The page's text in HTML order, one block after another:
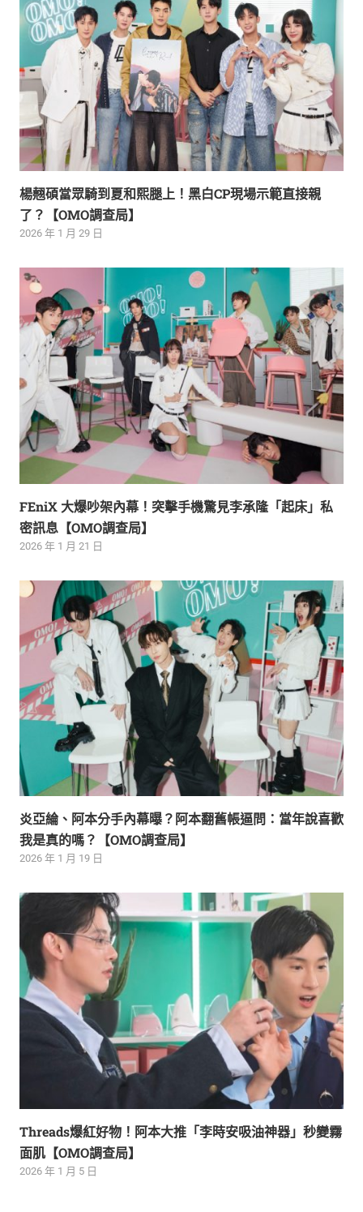
楊翹碩當眾騎到夏和熙腿上！黑白CP現場示範直接親
了？【OMO調查局】
2026 年 1 月 29 日
FEniX 大爆吵架內幕！突擊手機驚見李承隆「起床」私
密訊息【OMO調查局】
2026 年 1 月 21 日
炎亞綸、阿本分手內幕曝？阿本翻舊帳逼問：當年說喜歡
我是真的嗎？【OMO調查局】
2026 年 1 月 19 日
Threads爆紅好物！阿本大推「李時安吸油神器」秒變霧
面肌【OMO調查局】
2026 年 1 月 5 日